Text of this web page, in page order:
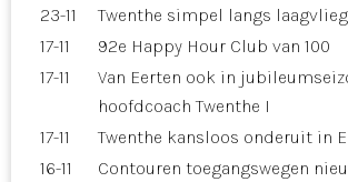
23-11
Twenthe simpel langs
17-11
92e Happy Hour Club van 100
17-11
Van Eerten ook in
hoofdcoach Twenthe I
17-11
Twenthe kansloos onderuit in
16-11
Contouren toegangswegen